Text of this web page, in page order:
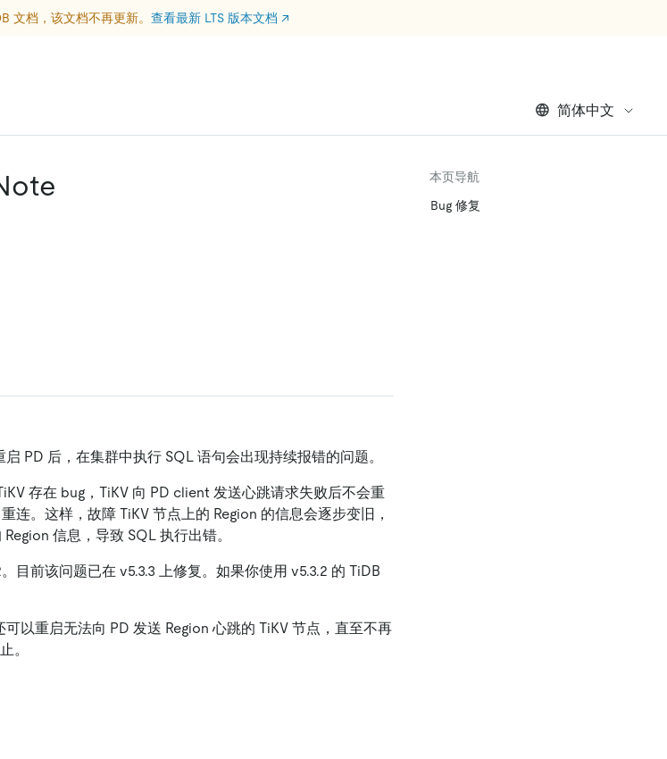
文档，该文档不再更新。 查看最新 LTS 版本文档 ↗
简体中文
PD 后，在集群中执行 SQL 语句会出现持续报错的问题。
存在 bug，TiKV 向 PD client 发送心跳请求失败后不会重
连。这样，故障 TiKV 节点上的 Region 的信息会逐步变旧，
信息，导致 SQL 执行出错。
目前该问题已在 v5.3.3 上修复。如果你使用 v5.3.2 的 TiDB
以重启无法向 PD 发送 Region 心跳的 TiKV 节点，直至不再
。
本页导航
Bug 修复